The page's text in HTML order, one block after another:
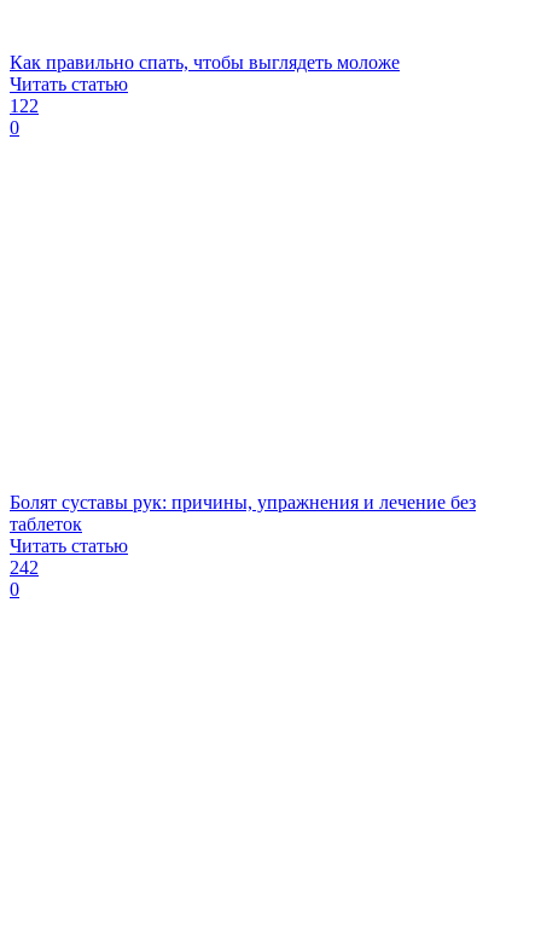
Как правильно спать, чтобы выглядеть моложе
Читать статью
122
0
Болят суставы рук: причины, упражнения и лечение без
таблеток
Читать статью
242
0